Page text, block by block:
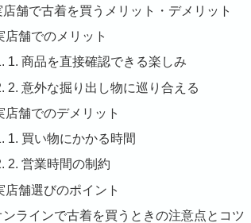
店舗で古着を買うメリット・デメリット
店舗でのメリット
1. 商品を直接確認できる楽しみ
2. 意外な掘り出し物に巡り合える
店舗でのデメリット
1. 買い物にかかる時間
2. 営業時間の制約
店舗選びのポイント
ンラインで古着を買うときの注意点とコツ